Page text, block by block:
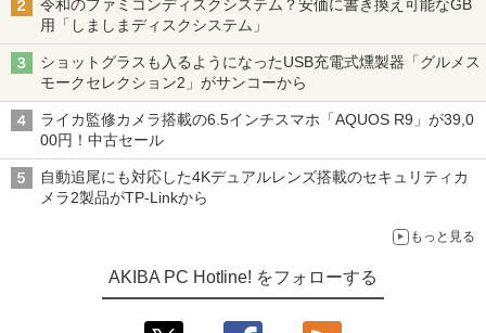
令和のファミコンディスクシステム？安価に書き換え可能なGB
用「しましまディスクシステム」
ショットグラスも入るようになったUSB充電式燻製器「グルメス
モークセレクション2」がサンコーから
ライカ監修カメラ搭載の6.5インチスマホ「AQUOS R9」が39,0
00円！中古セール
自動追尾にも対応した4Kデュアルレンズ搭載のセキュリティカ
メラ2製品がTP-Linkから
もっと見る
AKIBA PC Hotline! をフォローする